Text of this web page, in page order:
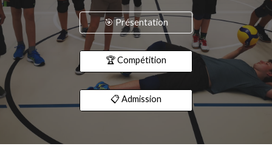
🎯 Présentation
🏆 Compétition
📋 Admission